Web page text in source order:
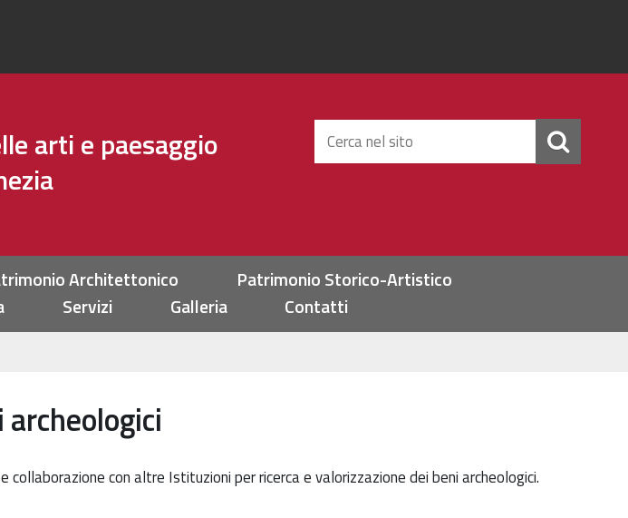
arti e paesaggio
Cerca
nel
Architettonico
Patrimonio Storico-Artistico
Servizi Galleria Contatti
con altre Istituzioni per ricerca e valorizzazione dei beni archeologici.